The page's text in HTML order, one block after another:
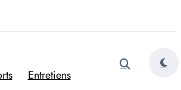
Entretiens